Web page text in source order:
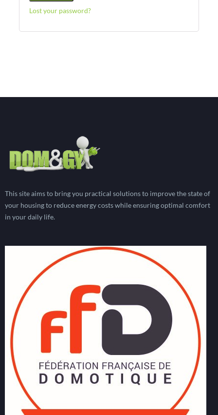
Lost your password?
This site aims to bring you practical solutions to improve the state of
your housing to reduce energy costs while ensuring optimal comfort
in your daily life.